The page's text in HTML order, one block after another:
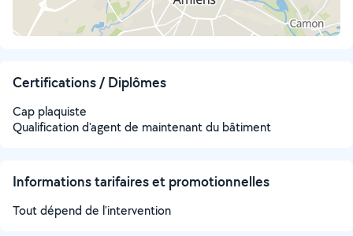
Certifications / Diplômes
Cap plaquiste
Qualification d'agent de maintenant du bâtiment
Informations tarifaires et promotionnelles
Tout dépend de l'intervention